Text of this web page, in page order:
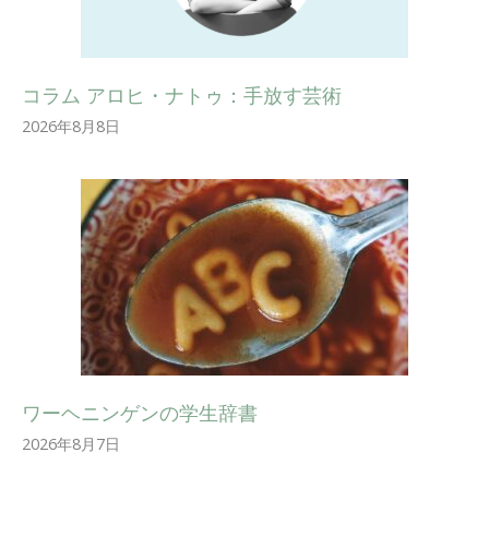
コラム アロヒ・ナトゥ：手放す芸術
2026年8月8日
ワーヘニンゲンの学生辞書
2026年8月7日